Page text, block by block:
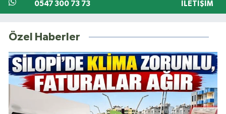
0547 300 73 73 İLETIŞIM
Özel Haberler